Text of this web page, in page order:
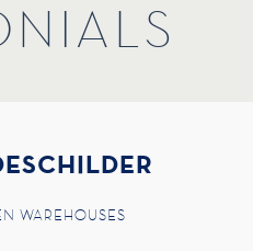
WAREHOUSES